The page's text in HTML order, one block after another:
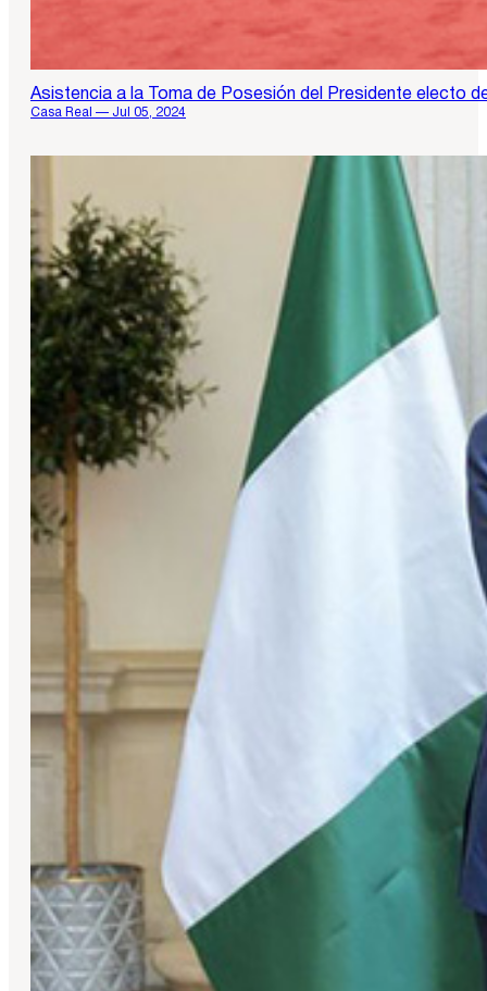
Asistencia a la Toma de Posesión del Presidente electo
Casa Real — Jul 05, 2024